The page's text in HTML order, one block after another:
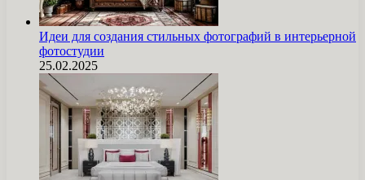
Идеи для создания стильных фотографий в интерьерной
фотостудии
25.02.2025